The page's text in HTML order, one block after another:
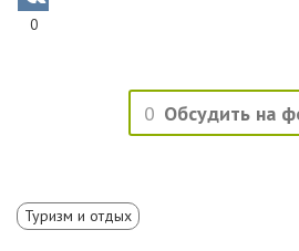
0
0 Обсудить на
Туризм и отдых